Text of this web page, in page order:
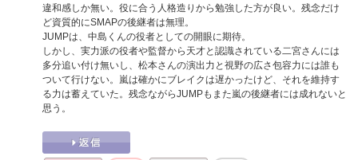
違和感しか無い。役に合う人格造りから勉強した方が良い。残念だけ
ど資質的にSMAPの後継者は無理。
JUMPは、中島くんの役者としての開眼に期待。
しかし、実力派の役者や監督から天才と認識されている二宮さんには
多分追い付け無いし、松本さんの演出力と視野の広さ包容力には誰も
ついて行けない。嵐は確かにブレイクは遅かったけど、それを維持す
る力は蓄えていた。残念ながらJUMPもまた嵐の後継者には成れないと
思う。